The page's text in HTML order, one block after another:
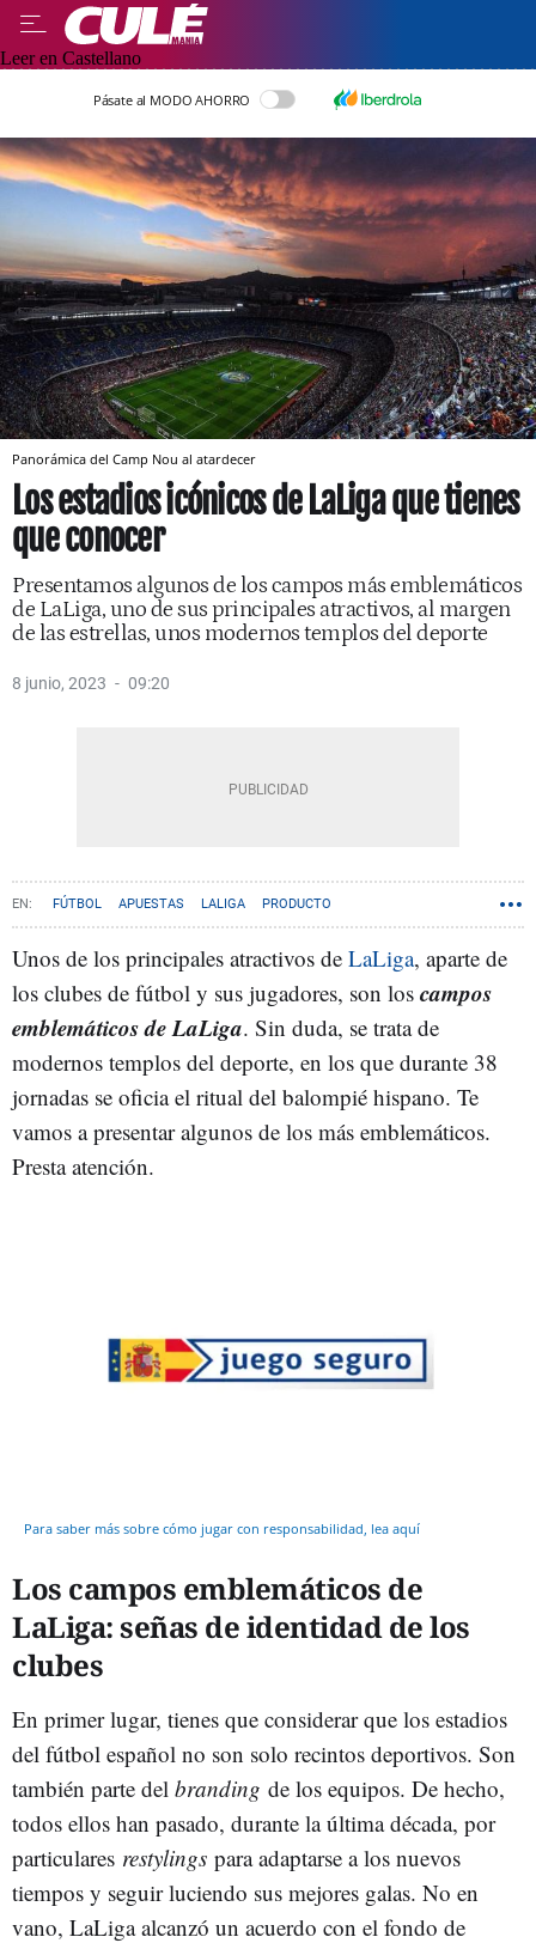
Leer en Castellano
Pásate al MODO AHORRO
Panorámica del Camp Nou al atardecer
Los estadios icónicos de LaLiga que tienes
que conocer
Presentamos algunos de los campos más emblemáticos
de LaLiga, uno de sus principales atractivos, al margen
de las estrellas, unos modernos templos del deporte
8 junio, 2023 09:20
FÚTBOL APUESTAS LALIGA PRODUCTO
Unos de los principales atractivos de LaLiga, aparte de
los clubes de fútbol y sus jugadores, son los campos
emblemáticos de LaLiga. Sin duda, se trata de
modernos templos del deporte, en los que durante 38
jornadas se oficia el ritual del balompié hispano. Te
vamos a presentar algunos de los más emblemáticos.
Presta atención.
Para saber más sobre cómo jugar con responsabilidad, lea aquí
Los campos emblemáticos de
LaLiga: señas de identidad de los
clubes
En primer lugar, tienes que considerar que los estadios
del fútbol español no son solo recintos deportivos. Son
también parte del branding de los equipos. De hecho,
todos ellos han pasado, durante la última década, por
particulares restylings para adaptarse a los nuevos
tiempos y seguir luciendo sus mejores galas. No en
vano, LaLiga alcanzó un acuerdo con el fondo de